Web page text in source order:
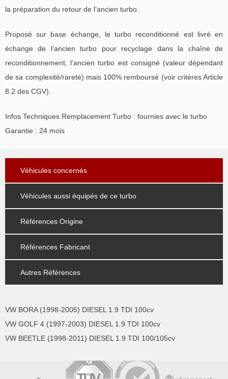
la préparation du retour de l’ancien turbo.
Proposé sur base échange, le turbo reconditionné est livré en
échange de l’ancien turbo pour recyclage dans la chaîne de
reconditionnement, l’ancien turbo est consigné (valeur dépendant
de sa complexité/rareté) mais 100% remboursé (voir critères Article
8.2 des CGV).
Infos Techniques Remplacement Turbo : fournies avec le turbo
Garantie : 24 mois
Véhicules concernés
Véhicules aussi équipés de ce turbo
Références Origine
Références Fabricant
Autres Références
VW BORA (1998-2005) DIESEL 1.9 TDI 100cv
VW GOLF 4 (1997-2003) DIESEL 1.9 TDI 100cv
VW BEETLE (1998-2011) DIESEL 1.9 TDI 100/105cv